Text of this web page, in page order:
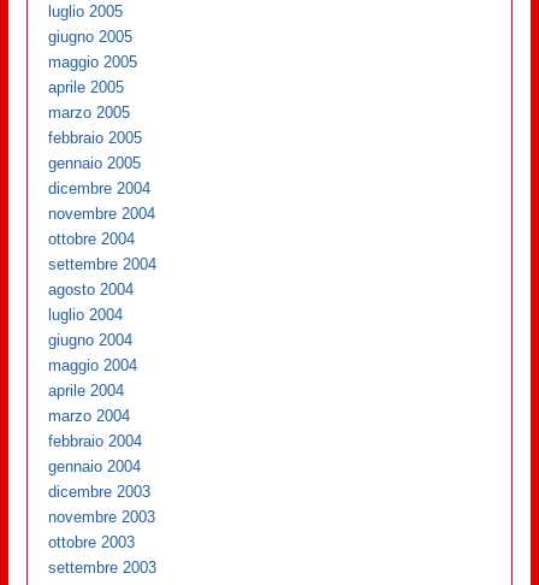
luglio 2005
giugno 2005
maggio 2005
aprile 2005
marzo 2005
febbraio 2005
gennaio 2005
dicembre 2004
novembre 2004
ottobre 2004
settembre 2004
agosto 2004
luglio 2004
giugno 2004
maggio 2004
aprile 2004
marzo 2004
febbraio 2004
gennaio 2004
dicembre 2003
novembre 2003
ottobre 2003
settembre 2003